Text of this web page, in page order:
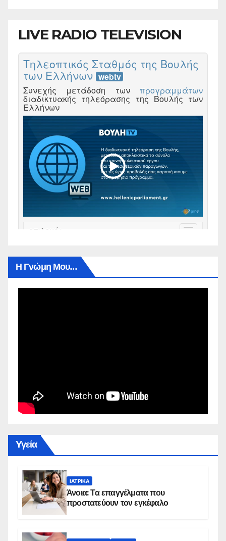
LIVE RADIO TELEVISION
Η Γνώμη Μου…
Yγεία
ΙΑΤΡΙΚΆ
Άνοια: Τα επαγγέλματα που
προστατεύουν τον εγκέφαλο